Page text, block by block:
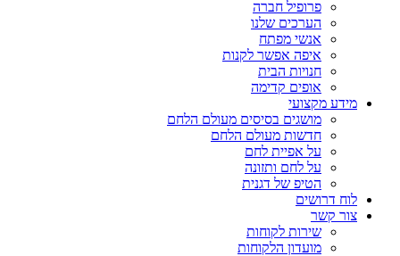
פרופיל חברה
הערכים שלנו
אנשי מפתח
איפה אפשר לקנות
חנויות הבית
אופים קדימה
מידע מקצועי
מושגים בסיסים מעולם הלחם
חדשות מעולם הלחם
על אפיית לחם
על לחם ותזונה
הטיפ של דגנית
לוח דרושים
צור קשר
שירות לקוחות
מועדון הלקוחות